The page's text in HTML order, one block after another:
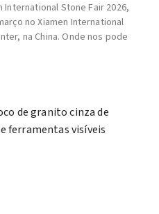
International Stone Fair 2026,
no Xiamen International
na China. Onde nos pode